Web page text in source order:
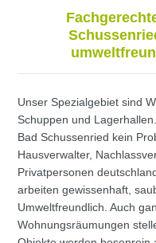
Unser Spezialgebiet sind
Schuppen und
Bad Schussenried kein
Hausverwalter,
Privatpersonen
arbeiten gewissenhaft,
Umweltfreundlich. Auch
Wohnungsräumungen